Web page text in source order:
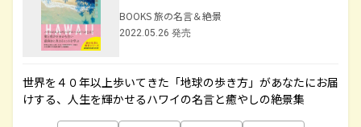
BOOKS 旅の名言＆絶景
2022.05.26 発売
世界を４０年以上歩いてきた「地球の歩き方」があなたにお届
けする、人生を輝かせるハワイの名言と癒やしの絶景集